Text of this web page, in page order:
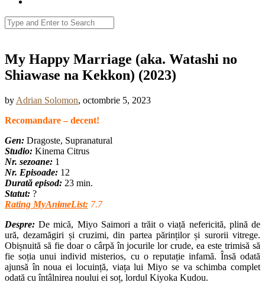
My Happy Marriage (aka. Watashi no
Shiawase na Kekkon) (2023)
by Adrian Solomon, octombrie 5, 2023
Recomandare – decent!
Gen: Dragoste, Supranatural
Studio: Kinema Citrus
Nr. sezoane: 1
Nr. Episoade: 12
Durată episod: 23 min.
Statut: ?
Rating MyAnimeList: 7.7
Despre:De mică, Miyo Saimori a trăit o viață nefericită, plină de
ură, dezamăgiri și cruzimi, din partea părinților și surorii vitrege.
Obișnuită să fie doar o cârpă în jocurile lor crude, ea este trimisă să
fie soția unui individ misterios, cu o reputație infamă. Însă odată
ajunsă în noua ei locuință, viața lui Miyo se va schimba complet
odată cu întâlnirea noului ei soț, lordul Kiyoka Kudou.